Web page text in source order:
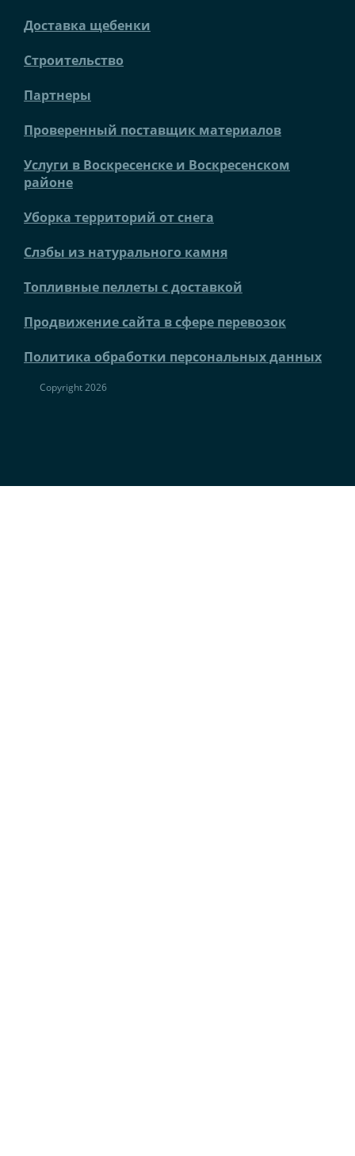
Доставка щебенки
Строительство
Партнеры
Проверенный поставщик материалов
Услуги в Воскресенске и Воскресенском
районе
Уборка территорий от снега
Слэбы из натурального камня
Топливные пеллеты с доставкой
Продвижение сайта в сфере перевозок
Политика обработки персональных данных
Copyright 2026